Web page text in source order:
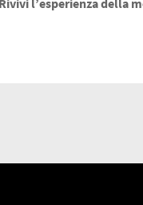
Rivivi l’esperienza della